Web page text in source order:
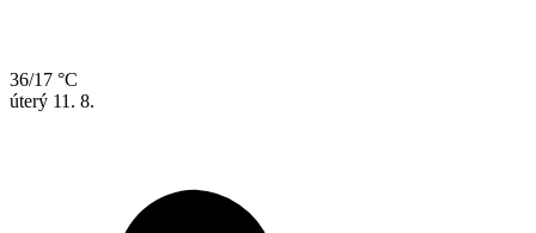
36/17 °C
úterý 11. 8.